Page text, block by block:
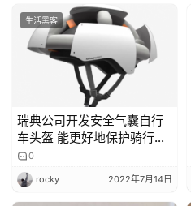
专
吉
开
T
生活黑客
瑞典公司开发安全气囊自行
车头盔 能更好地保护骑行者
的头部
0
rocky 2022年7月14日